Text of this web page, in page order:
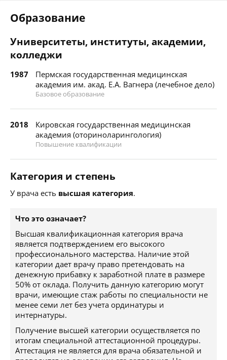
Образование
Университеты, институты, академии,
колледжи
1987
Пермская государственная медицинская
академия им. акад. Е.А. Вагнера (лечебное дело)
Базовое образование
2018
Кировская государственная медицинская
академия (оториноларингология)
Повышение квалификации
Категория и степень
У врача есть высшая категория.
Что это означает?
Высшая квалификационная категория врача
является подтверждением его высокого
профессионального мастерства. Наличие этой
категории дает врачу право претендовать на
денежную прибавку к заработной плате в размере
50% от оклада. Получить данную категорию могут
врачи, имеющие стаж работы по специальности не
менее семи лет без учета ординатуры и
интернатуры.
Получение высшей категории осуществляется по
итогам специальной аттестационной процедуры.
Аттестация не является для врача обязательной и